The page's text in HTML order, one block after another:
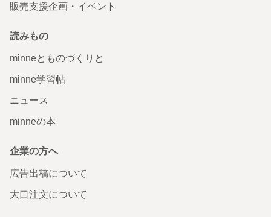
販売支援企画・イベント
読みもの
minneとものづくりと
minne学習帖
ニュース
minneの本
企業の方へ
広告出稿について
大口注文について